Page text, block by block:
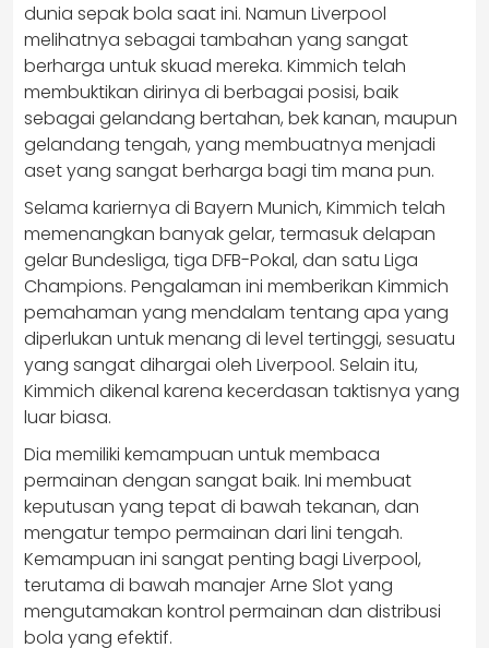
dunia sepak bola saat ini. Namun Liverpool
melihatnya sebagai tambahan yang sangat
berharga untuk skuad mereka. Kimmich telah
membuktikan dirinya di berbagai posisi, baik
sebagai gelandang bertahan, bek kanan, maupun
gelandang tengah, yang membuatnya menjadi
aset yang sangat berharga bagi tim mana pun.
Selama kariernya di Bayern Munich, Kimmich telah
memenangkan banyak gelar, termasuk delapan
gelar Bundesliga, tiga DFB-Pokal, dan satu Liga
Champions. Pengalaman ini memberikan Kimmich
pemahaman yang mendalam tentang apa yang
diperlukan untuk menang di level tertinggi, sesuatu
yang sangat dihargai oleh Liverpool. Selain itu,
Kimmich dikenal karena kecerdasan taktisnya yang
luar biasa.
Dia memiliki kemampuan untuk membaca
permainan dengan sangat baik. Ini membuat
keputusan yang tepat di bawah tekanan, dan
mengatur tempo permainan dari lini tengah.
Kemampuan ini sangat penting bagi Liverpool,
terutama di bawah manajer Arne Slot yang
mengutamakan kontrol permainan dan distribusi
bola yang efektif.